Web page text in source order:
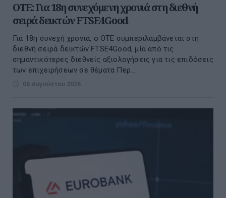
ΟΤΕ: Για 18η συνεχόμενη χρονιά στη διεθνή
σειρά δεικτών FTSE4Good
Για 18η συνεχή χρονιά, ο ΟΤΕ συμπεριλαμβάνεται στη
διεθνή σειρά δεικτών FTSE4Good, μία από τις
σημαντικότερες διεθνείς αξιολογήσεις για τις επιδόσεις
των επιχειρήσεων σε θέματα Περ...
06 Αυγούστου 2026